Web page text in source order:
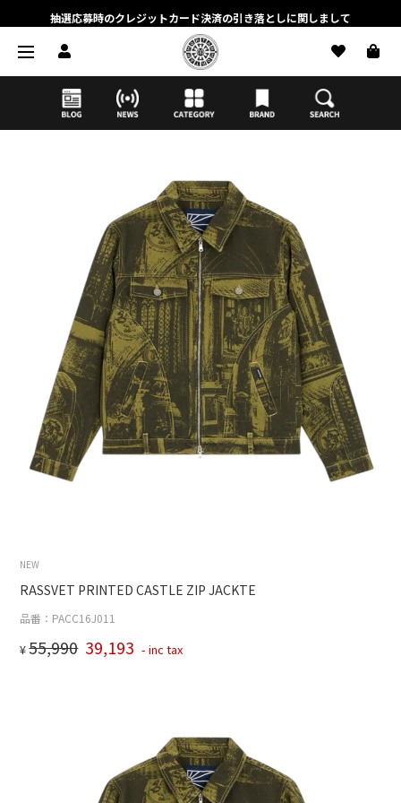
抽選応募時のクレジットカード決済の引き落としに関しまして
【応募前に必ずお読みください】抽選応募に関する注意事項
MORTAR ONLINE STOREの会員に関しまして
NEW
RASSVET PRINTED CASTLE ZIP JACKTE
品番：PACC16J011
¥55,990 39,193 - inc tax